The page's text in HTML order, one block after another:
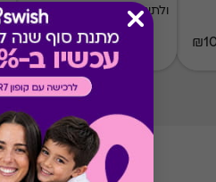
ולתינוק
₪20-₪1000